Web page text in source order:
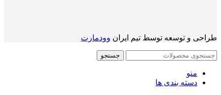
طراحی و توسعه توسط تیم ایران وودمارت
جستجو
منو
دسته بندی ها